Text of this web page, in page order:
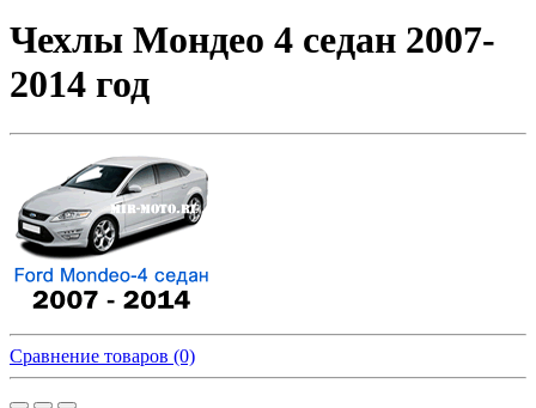
Чехлы Мондео 4 седан 2007-
2014 год
Сравнение товаров (0)